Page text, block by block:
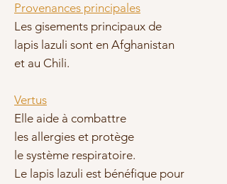
Provenances principales
Les gisements principaux de
lapis lazuli sont en Afghanistan
et au Chili.
Vertus
Elle aide à combattre
les allergies et protège
le système respiratoire.
Le lapis lazuli est bénéfique pour